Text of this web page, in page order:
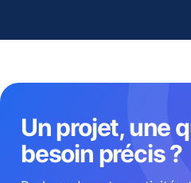
Un projet, une
besoin précis ?